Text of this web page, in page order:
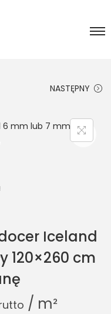
NASTĘPNY
Iceland
120×260 cm
/ m²